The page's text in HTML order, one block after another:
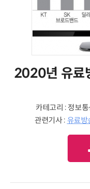
2020년 유료
카테고리 : 정보통
관련기사 : 유료방